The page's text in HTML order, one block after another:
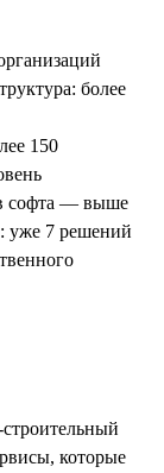
более
150
софта — выше
уже 7 решений
которые